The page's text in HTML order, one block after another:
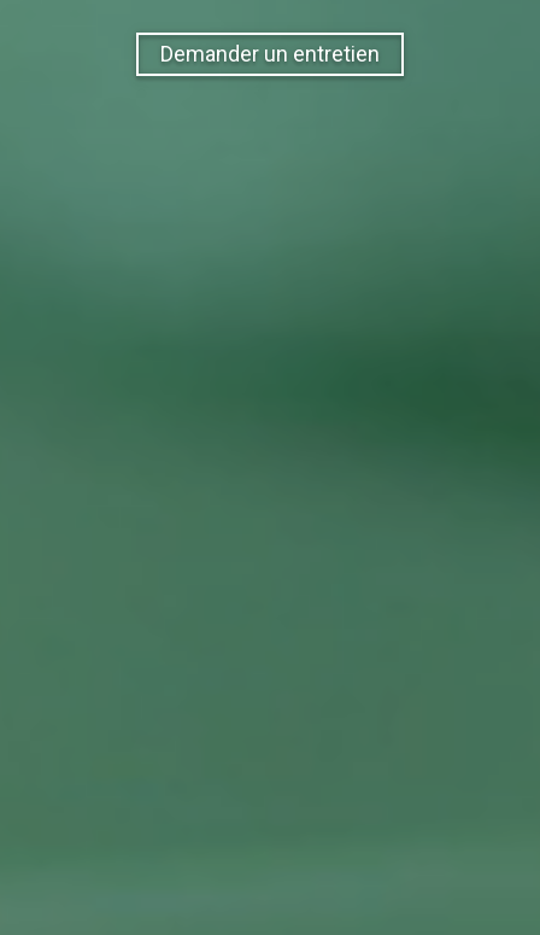
Demander un entretien